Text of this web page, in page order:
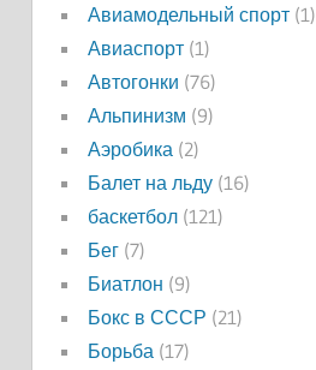
Авиамодельный спорт(1)
Авиаспорт(1)
Автогонки (76)
Альпинизм (9)
Аэробика (2)
Балет на льду(16)
баскетбол(121)
Бег(7)
Биатлон (9)
Бокс в СССР (21)
Борьба (17)